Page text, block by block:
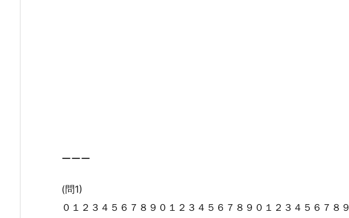
ーーー
(問1)
０１２３４５６７８９０１２３４５６７８９０１２３４５６７８９